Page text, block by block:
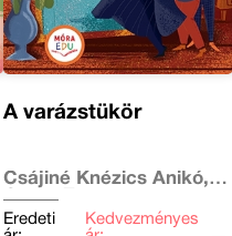
A varázstükör
Csájiné Knézics Anikó,
Garay Zsuzsanna
Eredeti
Kedvezményes